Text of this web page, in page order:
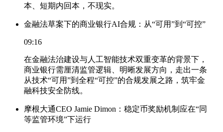
本、短期内回本，不现实。
金融法草案下的商业银行AI合规：从“可用”到“可控”
09:16
在金融法治建设与人工智能技术双重变革的背景下，
商业银行需厘清监管逻辑、明晰发展方向，走出一条
从技术“可用”到全程“可控”的合规发展之路，筑牢金
融科技安全防线。
摩根大通CEO Jamie Dimon：稳定币奖励机制应在“同
等监管环境”下运行